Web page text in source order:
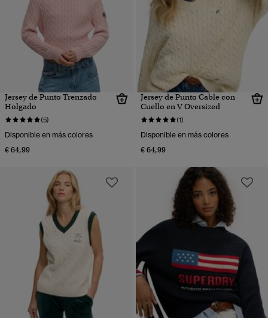
Jersey de Punto Trenzado
Holgado
(5)
Disponible en más colores
€ 64,99
Jersey de Punto Cable con
Cuello en V Oversized
(1)
Disponible en más colores
€ 64,99